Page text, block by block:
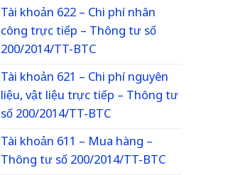
Tài khoản 622 – Chi phí nhân
công trực tiếp – Thông tư số
200/2014/TT-BTC
Tài khoản 621 – Chi phí nguyên
liệu, vật liệu trực tiếp – Thông tư
số 200/2014/TT-BTC
Tài khoản 611 – Mua hàng –
Thông tư số 200/2014/TT-BTC